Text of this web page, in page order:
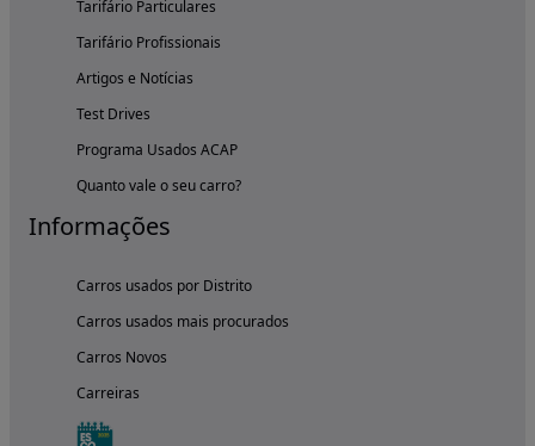
Tarifário Particulares
Tarifário Profissionais
Artigos e Notícias
Test Drives
Programa Usados ACAP
Quanto vale o seu carro?
Informações
Carros usados por Distrito
Carros usados mais procurados
Carros Novos
Carreiras